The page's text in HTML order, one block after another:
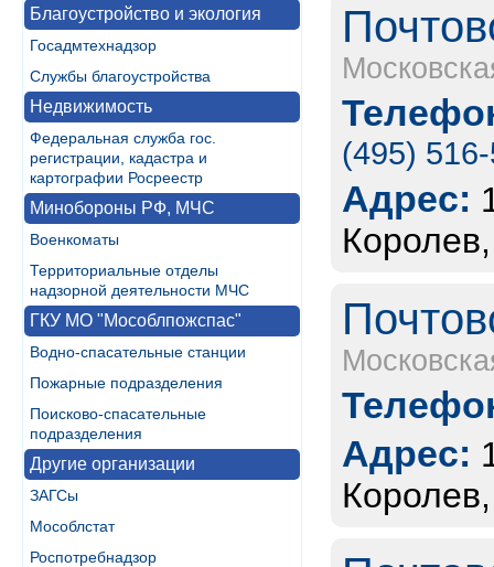
Благоустройство и экология
Госадмтехнадзор
Службы благоустройства
Недвижимость
Федеральная служба гос.
регистрации, кадастра и
картографии Росреестр
Минобороны РФ, МЧС
Военкоматы
Территориальные отделы
надзорной деятельности МЧС
ГКУ МО "Мособлпожспас"
Водно-спасательные станции
Пожарные подразделения
Поисково-спасательные
подразделения
Другие организации
ЗАГСы
Мособлстат
Роспотребнадзор
(495)
Адрес:
Адрес: